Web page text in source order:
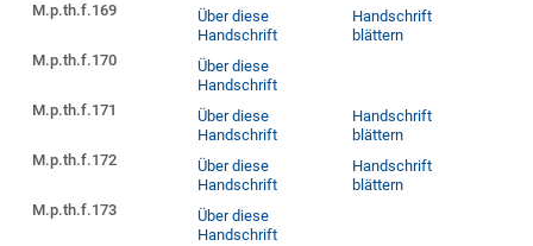
M.p.th.f.169
Über diese
Handschrift
Handschrift
blättern
M.p.th.f.170
Über diese
Handschrift
M.p.th.f.171
Über diese
Handschrift
Handschrift
blättern
M.p.th.f.172
Über diese
Handschrift
Handschrift
blättern
M.p.th.f.173
Über diese
Handschrift